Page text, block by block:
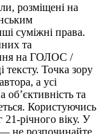
розміщені на
суміжні права.
та
на ГОЛОС /
тексту. Точка зору
а усі
об’єктивність та
Користуючись
21-річного віку. У
— не розпочинайте